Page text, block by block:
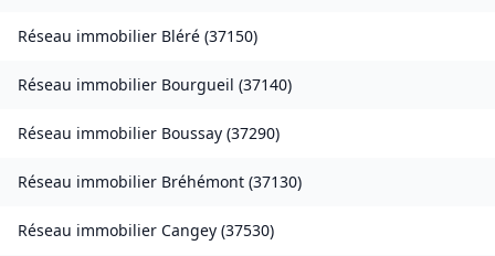
Réseau immobilier Bléré (37150)
Réseau immobilier Bourgueil (37140)
Réseau immobilier Boussay (37290)
Réseau immobilier Bréhémont (37130)
Réseau immobilier Cangey (37530)